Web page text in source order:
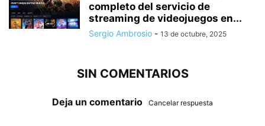
completo del servicio de
streaming de videojuegos en...
Sergio Ambrosio - 13 de octubre, 2025
SIN COMENTARIOS
Deja un comentario Cancelar respuesta